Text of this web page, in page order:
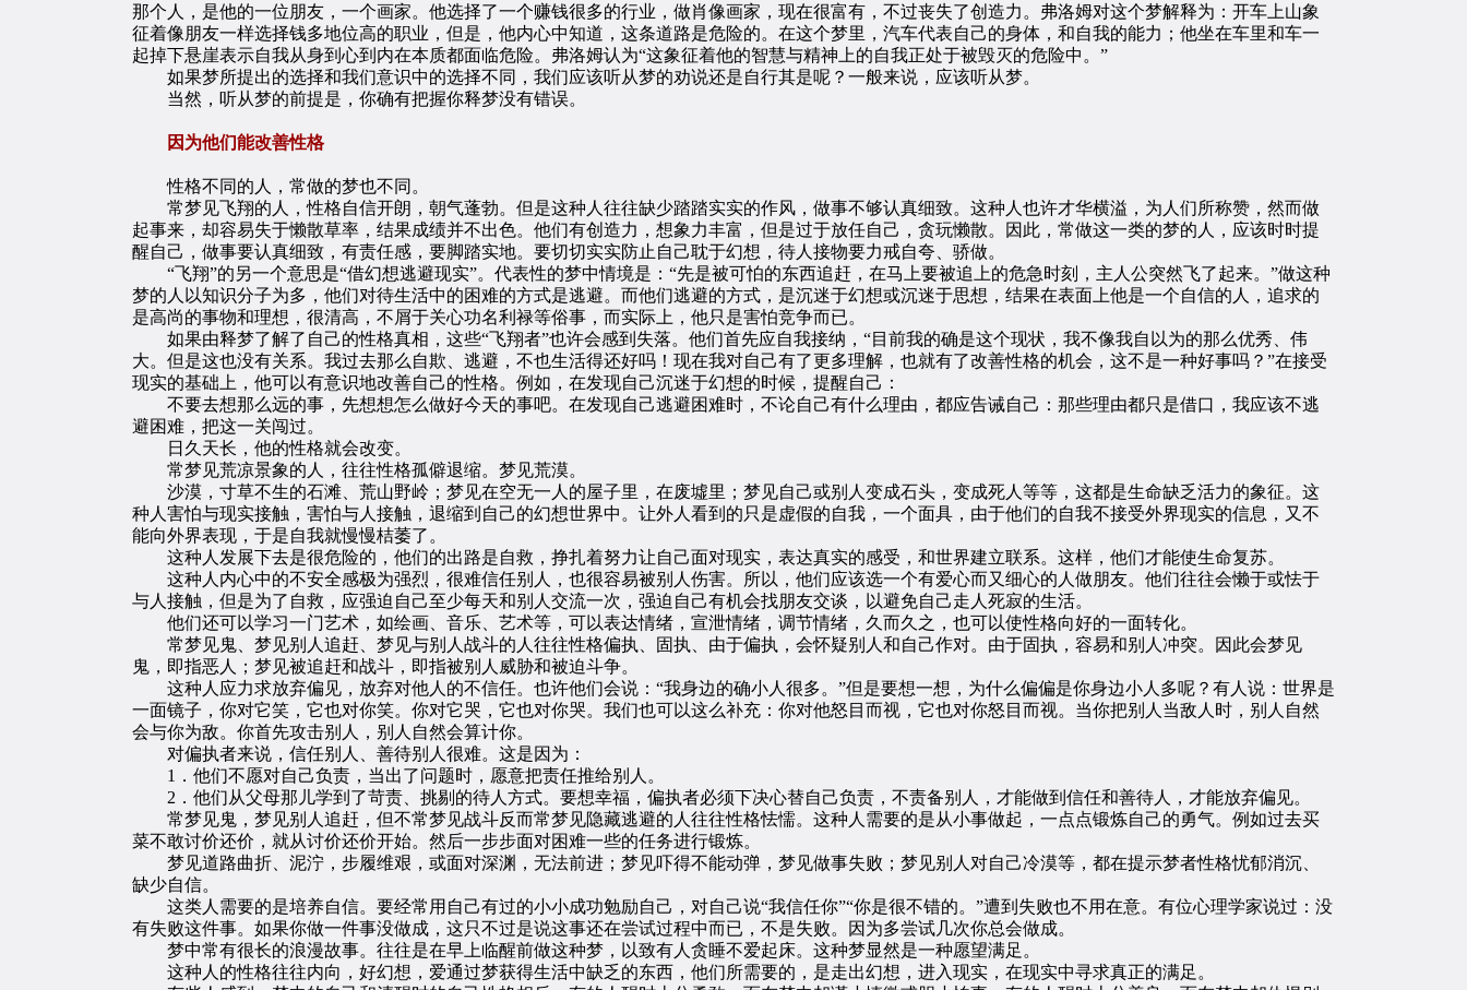
那个人，是他的一位朋友，一个画家。他选择了一个赚钱很多的行业，做肖像画家，现在很富有，不过丧失了创造力。弗洛姆对这个梦解释为：开车上山象
征着像朋友一样选择钱多地位高的职业，但是，他内心中知道，这条道路是危险的。在这个梦里，汽车代表自己的身体，和自我的能力；他坐在车里和车一
起掉下悬崖表示自我从身到心到内在本质都面临危险。弗洛姆认为“这象征着他的智慧与精神上的自我正处于被毁灭的危险中。”
如果梦所提出的选择和我们意识中的选择不同，我们应该听从梦的劝说还是自行其是呢？一般来说，应该听从梦。
当然，听从梦的前提是，你确有把握你释梦没有错误。
因为他们能改善性格
性格不同的人，常做的梦也不同。
常梦见飞翔的人，性格自信开朗，朝气蓬勃。但是这种人往往缺少踏踏实实的作风，做事不够认真细致。这种人也许才华横溢，为人们所称赞，然而做
起事来，却容易失于懒散草率，结果成绩并不出色。他们有创造力，想象力丰富，但是过于放任自己，贪玩懒散。因此，常做这一类的梦的人，应该时时提
醒自己，做事要认真细致，有责任感，要脚踏实地。要切切实实防止自己耽于幻想，待人接物要力戒自夸、骄做。
“飞翔”的另一个意思是“借幻想逃避现实”。代表性的梦中情境是：“先是被可怕的东西追赶，在马上要被追上的危急时刻，主人公突然飞了起来。”做这种
梦的人以知识分子为多，他们对待生活中的困难的方式是逃避。而他们逃避的方式，是沉迷于幻想或沉迷于思想，结果在表面上他是一个自信的人，追求的
是高尚的事物和理想，很清高，不屑于关心功名利禄等俗事，而实际上，他只是害怕竞争而已。
如果由释梦了解了自己的性格真相，这些“飞翔者”也许会感到失落。他们首先应自我接纳，“目前我的确是这个现状，我不像我自以为的那么优秀、伟
大。但是这也没有关系。我过去那么自欺、逃避，不也生活得还好吗！现在我对自己有了更多理解，也就有了改善性格的机会，这不是一种好事吗？”在接受
现实的基础上，他可以有意识地改善自己的性格。例如，在发现自己沉迷于幻想的时候，提醒自己：
不要去想那么远的事，先想想怎么做好今天的事吧。在发现自己逃避困难时，不论自己有什么理由，都应告诫自己：那些理由都只是借口，我应该不逃
避困难，把这一关闯过。
日久天长，他的性格就会改变。
常梦见荒凉景象的人，往往性格孤僻退缩。梦见荒漠。
沙漠，寸草不生的石滩、荒山野岭；梦见在空无一人的屋子里，在废墟里；梦见自己或别人变成石头，变成死人等等，这都是生命缺乏活力的象征。这
种人害怕与现实接触，害怕与人接触，退缩到自己的幻想世界中。让外人看到的只是虚假的自我，一个面具，由于他们的自我不接受外界现实的信息，又不
能向外界表现，于是自我就慢慢桔萎了。
这种人发展下去是很危险的，他们的出路是自救，挣扎着努力让自己面对现实，表达真实的感受，和世界建立联系。这样，他们才能使生命复苏。
这种人内心中的不安全感极为强烈，很难信任别人，也很容易被别人伤害。所以，他们应该选一个有爱心而又细心的人做朋友。他们往往会懒于或怯于
与人接触，但是为了自救，应强迫自己至少每天和别人交流一次，强迫自己有机会找朋友交谈，以避免自己走人死寂的生活。
他们还可以学习一门艺术，如绘画、音乐、艺术等，可以表达情绪，宣泄情绪，调节情绪，久而久之，也可以使性格向好的一面转化。
常梦见鬼、梦见别人追赶、梦见与别人战斗的人往往性格偏执、固执、由于偏执，会怀疑别人和自己作对。由于固执，容易和别人冲突。因此会梦见
鬼，即指恶人；梦见被追赶和战斗，即指被别人威胁和被迫斗争。
这种人应力求放弃偏见，放弃对他人的不信任。也许他们会说：“我身边的确小人很多。”但是要想一想，为什么偏偏是你身边小人多呢？有人说：世界是
一面镜子，你对它笑，它也对你笑。你对它哭，它也对你哭。我们也可以这么补充：你对他怒目而视，它也对你怒目而视。当你把别人当敌人时，别人自然
会与你为敌。你首先攻击别人，别人自然会算计你。
对偏执者来说，信任别人、善待别人很难。这是因为：
1．他们不愿对自己负责，当出了问题时，愿意把责任推给别人。
2．他们从父母那儿学到了苛责、挑剔的待人方式。要想幸福，偏执者必须下决心替自己负责，不责备别人，才能做到信任和善待人，才能放弃偏见。
常梦见鬼，梦见别人追赶，但不常梦见战斗反而常梦见隐藏逃避的人往往性格怯懦。这种人需要的是从小事做起，一点点锻炼自己的勇气。例如过去买
菜不敢讨价还价，就从讨价还价开始。然后一步步面对困难一些的任务进行锻炼。
梦见道路曲折、泥泞，步履维艰，或面对深渊，无法前进；梦见吓得不能动弹，梦见做事失败；梦见别人对自己冷漠等，都在提示梦者性格忧郁消沉、
缺少自信。
这类人需要的是培养自信。要经常用自己有过的小小成功勉励自己，对自己说“我信任你”“你是很不错的。”遭到失败也不用在意。有位心理学家说过：没
有失败这件事。如果你做一件事没做成，这只不过是说这事还在尝试过程中而已，不是失败。因为多尝试几次你总会做成。
梦中常有很长的浪漫故事。往往是在早上临醒前做这种梦，以致有人贪睡不爱起床。这种梦显然是一种愿望满足。
这种人的性格往往内向，好幻想，爱通过梦获得生活中缺乏的东西，他们所需要的，是走出幻想，进入现实，在现实中寻求真正的满足。